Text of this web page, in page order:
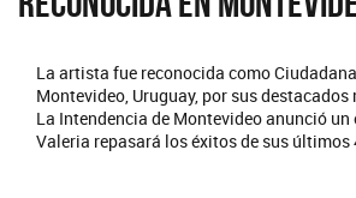
La artista fue reconocida como
Montevideo, Uruguay, por sus
La Intendencia de Montevideo anunció
Valeria repasará los éxitos de sus últimos